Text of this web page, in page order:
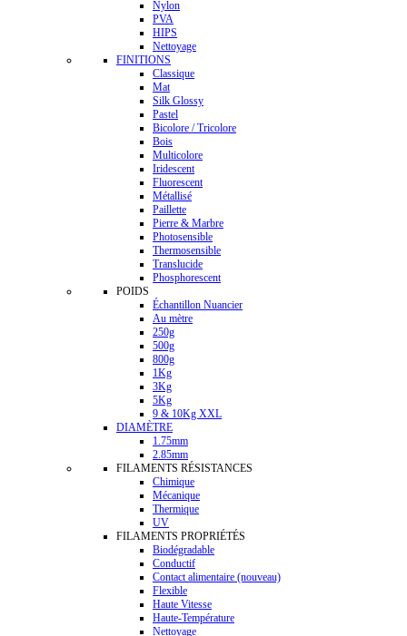
Nylon
PVA
HIPS
Nettoyage
FINITIONS
Classique
Mat
Silk Glossy
Pastel
Bicolore / Tricolore
Bois
Multicolore
Iridescent
Fluorescent
Métallisé
Paillette
Pierre & Marbre
Photosensible
Thermosensible
Translucide
Phosphorescent
POIDS
Échantillon Nuancier
Au mètre
250g
500g
800g
1Kg
3Kg
5Kg
9 & 10Kg XXL
DIAMÈTRE
1.75mm
2.85mm
FILAMENTS RÉSISTANCES
Chimique
Mécanique
Thermique
UV
FILAMENTS PROPRIÉTÉS
Biodégradable
Conductif
Contact alimentaire (nouveau)
Flexible
Haute Vitesse
Haute-Température
Nettoyage